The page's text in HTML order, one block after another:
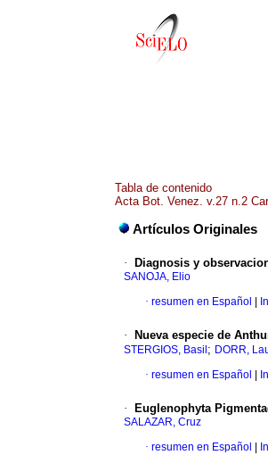
Tabla de contenido
Acta Bot. Venez. v.27 n.2
Artículos Originales
· Diagnosis y
SANOJA, Elio
· resumen en Español
· Nueva especie de
STERGIOS, Basil ; DORR,
· resumen en Español
· Euglenophyta
SALAZAR, Cruz
· resumen en Español